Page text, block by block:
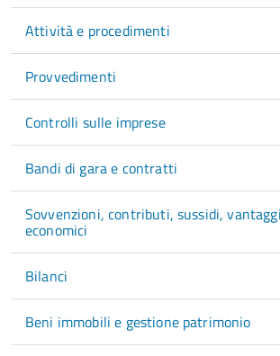
Attività e procedimenti
Provvedimenti
Controlli sulle imprese
Bandi di gara e contratti
Sovvenzioni, contributi, sussidi, vantaggi
economici
Bilanci
Beni immobili e gestione patrimonio